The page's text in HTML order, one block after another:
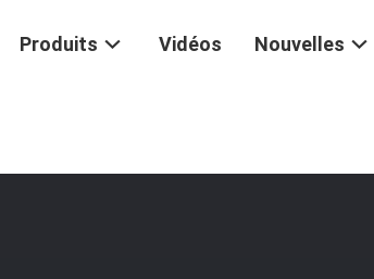
Produits Vidéos Nouvelles